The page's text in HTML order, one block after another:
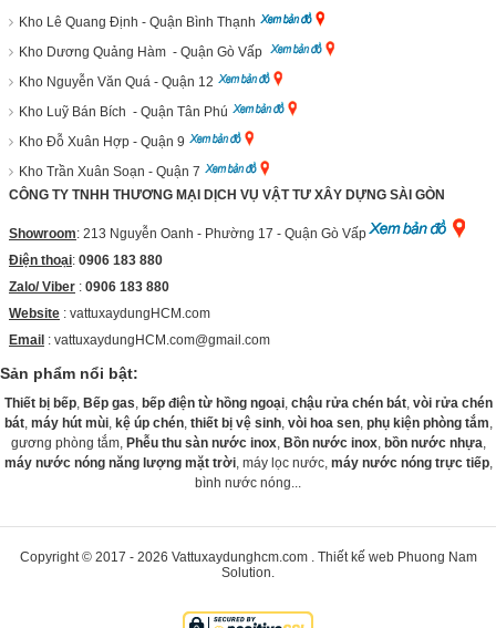
Kho Lê Quang Định - Quận Bình Thạnh
Kho Dương Quảng Hàm - Quận Gò Vấp
Kho Nguyễn Văn Quá - Quận 12
Kho Luỹ Bán Bích - Quận Tân Phú
Kho Đỗ Xuân Hợp - Quận 9
Kho Trần Xuân Soạn - Quận 7
CÔNG TY TNHH THƯƠNG MẠI DỊCH VỤ VẬT TƯ XÂY DỰNG SÀI GÒN
Showroom: 213 Nguyễn Oanh - Phường 17 - Quận Gò Vấp
Điện thoại: 0906 183 880
Zalo/ Viber : 0906 183 880
Website : vattuxaydungHCM.com
Email : vattuxaydungHCM.com@gmail.com
Sản phẩm nổi bật:
Thiết bị bếp, Bếp gas, bếp điện từ hồng ngoại, chậu rửa chén bát, vòi rửa chén
bát, máy hút mùi, kệ úp chén, thiết bị vệ sinh, vòi hoa sen, phụ kiện phòng tắm,
gương phòng tắm, Phễu thu sàn nước inox, Bồn nước inox, bồn nước nhựa,
máy nước nóng năng lượng mặt trời, máy lọc nước, máy nước nóng trực tiếp,
bình nước nóng...
Copyright © 2017 - 2026 Vattuxaydunghcm.com. Thiết kế web Phuong Nam
Solution.